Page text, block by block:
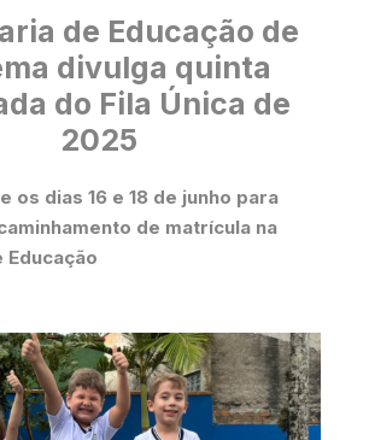
de Educação de
divulga quinta
do Fila Única de
2025
os dias 16 e 18 de junho para
de matrícula na